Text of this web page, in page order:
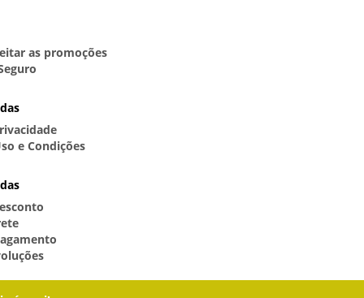
as promoções
e Condições